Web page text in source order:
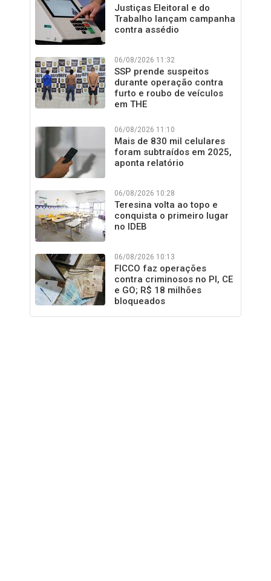
Justiças Eleitoral e do
Trabalho lançam campanha
contra assédio
06/08/2026 11:32
SSP prende suspeitos
durante operação contra
furto e roubo de veículos
em THE
06/08/2026 11:10
Mais de 830 mil celulares
foram subtraídos em 2025,
aponta relatório
06/08/2026 10:28
Teresina volta ao topo e
conquista o primeiro lugar
no IDEB
06/08/2026 10:13
FICCO faz operações
contra criminosos no PI, CE
e GO; R$ 18 milhões
bloqueados